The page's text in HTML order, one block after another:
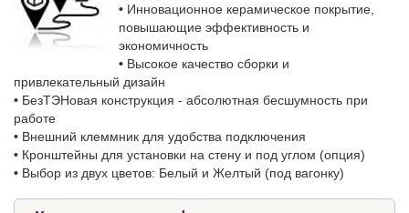
• Инновационное керамическое покрытие,
повышающие эффективность и
экономичность
• Высокое качество сборки и
привлекательный дизайн
• БезТЭНовая конструкция - абсолютная бесшумность при
работе
• Внешний клеммник для удобства подключения
• Кронштейны для установки на стену и под углом (опция)
• Выбор из двух цветов: Белый и Желтый (под вагонку)